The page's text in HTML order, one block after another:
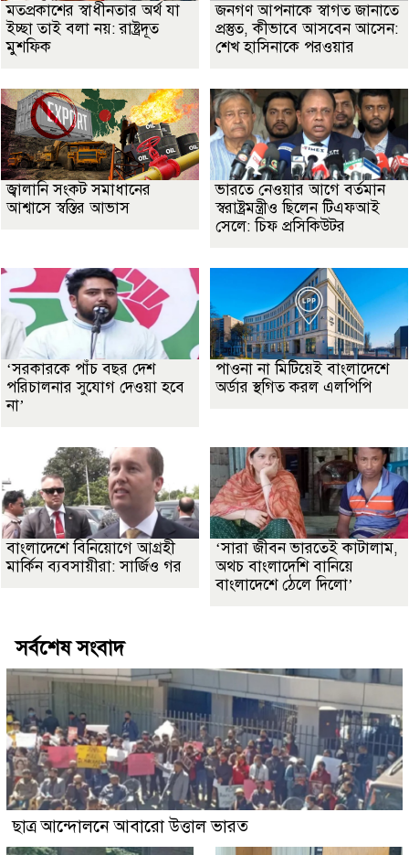
মতপ্রকাশের স্বাধীনতার অর্থ যা
ইচ্ছা তাই বলা নয়: রাষ্ট্রদূত
মুশফিক
জনগণ আপনাকে স্বাগত জানাতে
প্রস্তুত, কীভাবে আসবেন আসেন:
শেখ হাসিনাকে পরওয়ার
জ্বালানি সংকট সমাধানের
আশ্বাসে স্বস্তির আভাস
ভারতে নেওয়ার আগে বর্তমান
স্বরাষ্ট্রমন্ত্রীও ছিলেন টিএফআই
সেলে: চিফ প্রসিকিউটর
‘সরকারকে পাঁচ বছর দেশ
পরিচালনার সুযোগ দেওয়া হবে
না’
পাওনা না মিটিয়েই বাংলাদেশে
অর্ডার স্থগিত করল এলপিপি
বাংলাদেশে বিনিয়োগে আগ্রহী
মার্কিন ব্যবসায়ীরা: সার্জিও গর
‘সারা জীবন ভারতেই কাটালাম,
অথচ বাংলাদেশি বানিয়ে
বাংলাদেশে ঠেলে দিলো’
সর্বশেষ সংবাদ
ছাত্র আন্দোলনে আবারো উত্তাল ভারত